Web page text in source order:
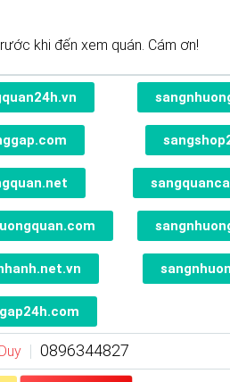
khi đến xem quán. Cám ơn!
0896344827